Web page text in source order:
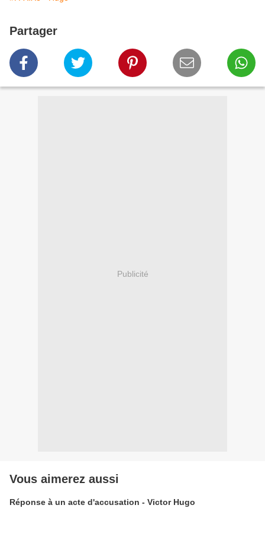
Partager
Publicité
Vous aimerez aussi
Réponse à un acte d'accusation - Victor Hugo